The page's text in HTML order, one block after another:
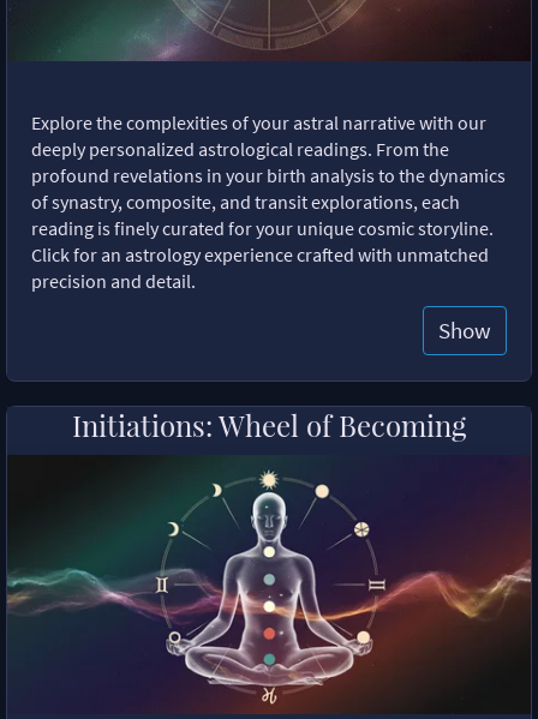
Explore the complexities of your astral narrative with our
deeply personalized astrological readings. From the
profound revelations in your birth analysis to the dynamics
of synastry, composite, and transit explorations, each
reading is finely curated for your unique cosmic storyline.
Click for an astrology experience crafted with unmatched
precision and detail.
Show
Initiations: Wheel of Becoming